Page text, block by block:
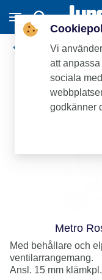
Metrotherm
Metro
Med behållare och
ventilarrangemang.
Ansl. 15 mm
Vi
att
sociala
godkänner